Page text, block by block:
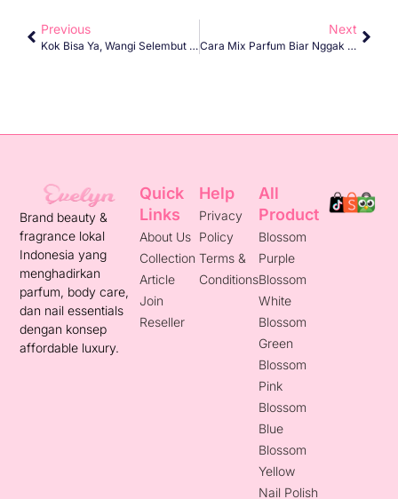
Previous
Kok Bisa Ya, Wangi Selembut Ini Tetap Tahan Lama?
Next
Cara Mix Parfum Biar Nggak Pasaran?
Brand beauty &
fragrance lokal
Indonesia yang
menghadirkan
parfum, body care,
dan nail essentials
dengan konsep
affordable luxury.
Quick
Links
About Us
Collection
Article
Join
Reseller
Help
Privacy
Policy
Terms &
Conditions
All
Product
Blossom
Purple
Blossom
White
Blossom
Green
Blossom
Pink
Blossom
Blue
Blossom
Yellow
Nail Polish